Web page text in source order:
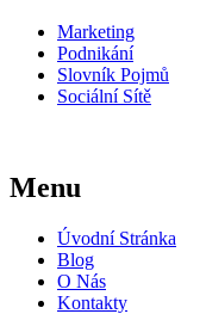
Marketing
Podnikání
Slovník Pojmů
Sociální Sítě
Menu
Úvodní Stránka
Blog
O Nás
Kontakty